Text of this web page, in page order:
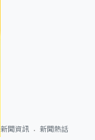
新聞資訊 新聞熱話